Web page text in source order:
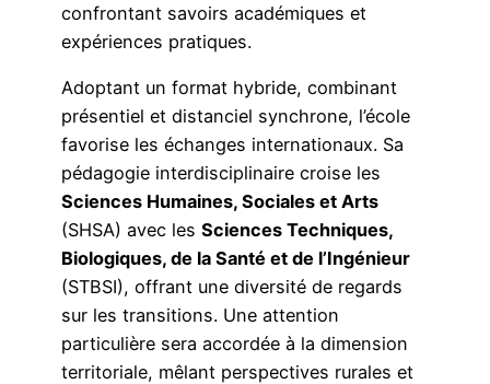
confrontant savoirs académiques et
expériences pratiques.
Adoptant un format hybride, combinant
présentiel et distanciel synchrone, l’école
favorise les échanges internationaux. Sa
pédagogie interdisciplinaire croise les
Sciences Humaines, Sociales et Arts
(SHSA) avec les Sciences Techniques,
Biologiques, de la Santé et de l’Ingénieur
(STBSI), offrant une diversité de regards
sur les transitions. Une attention
particulière sera accordée à la dimension
territoriale, mêlant perspectives rurales et